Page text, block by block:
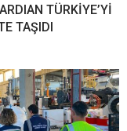
TÜRKİYE’Yİ
TAŞIDI